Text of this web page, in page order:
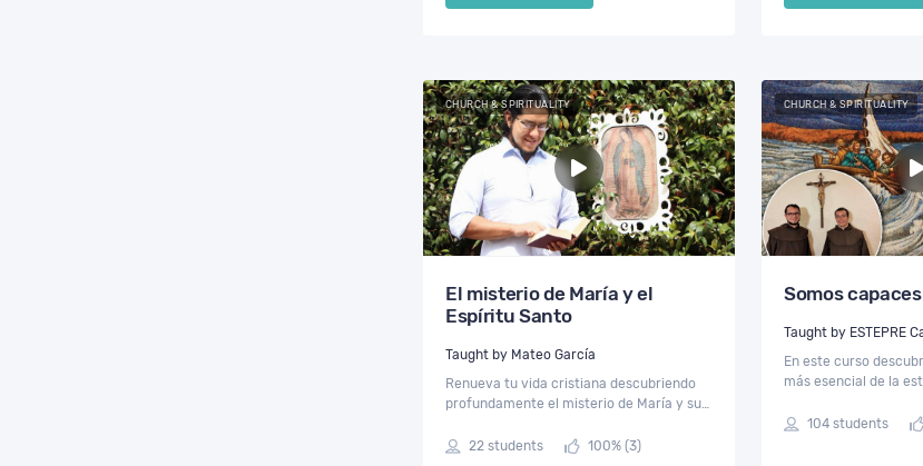
CHURCH & SPIRITUALITY
El misterio de María y el
Espíritu Santo
Taught by Mateo García
Renueva tu vida cristiana descubriendo
profundamente el misterio de María y su
fascinante a través de los escritos del
22 students 100% (3)
CHURCH & SPIRITUALITY
Somos
En este curso
más esencial de la
trascendencia y, por
104 students